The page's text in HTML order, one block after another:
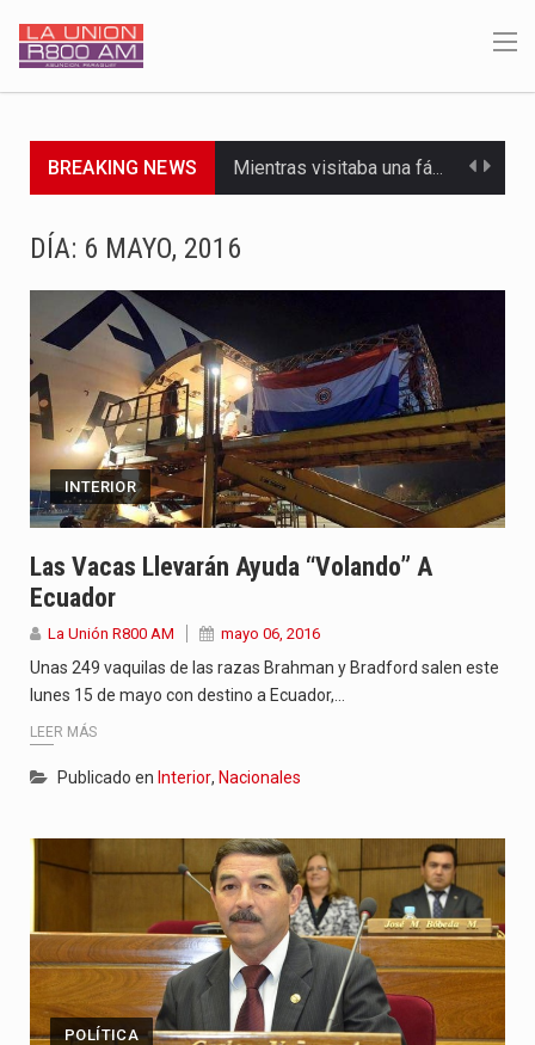
BREAKING NEWS Mientras visitaba una fábrica de armamentos en San Paulo, el…
El presidente de la República se encontraba en el aeropuerto…
Una familia atravesó momentos de extrema tensión durante la madrugada…
Fretes se refirió concretamente al recorrido que realizó este jueves…
Hace casi dos meses que Rivas dejó el Senado y,…
DÍA: 6 MAYO, 2016
INTERIOR
Las Vacas Llevarán Ayuda “volando” A
Ecuador
La Unión R800 AM mayo 06, 2016
Unas 249 vaquilas de las razas Brahman y Bradford salen este
lunes 15 de mayo con destino a Ecuador,…
LEER MÁS
Publicado en Interior, Nacionales
POLÍTICA